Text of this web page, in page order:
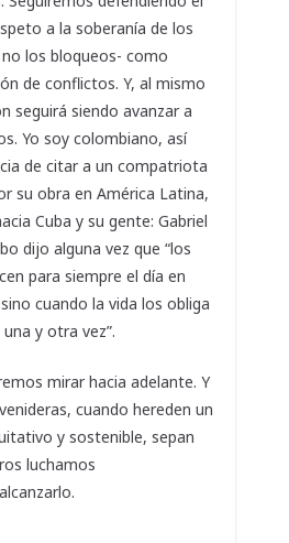
a la soberanía de los
los bloqueos- como
de conflictos. Y, al mismo
seguirá siendo avanzar a
Yo soy colombiano, así
de citar a un compatriota
su obra en América Latina,
Cuba y su gente: Gabriel
dijo alguna vez que “los
para siempre el día en
cuando la vida los obliga
y otra vez”.
mirar hacia adelante. Y
cuando hereden un
y sostenible, sepan
luchamos